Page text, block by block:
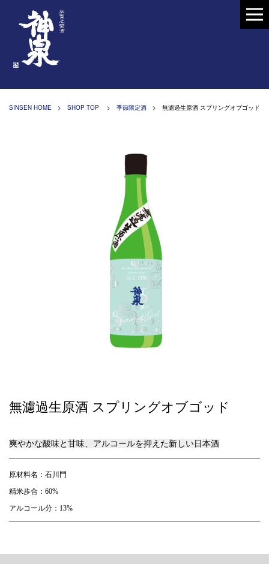
SINSEN HOME > SHOP TOP > 季節限定酒 > 無濾過生原酒 スプリングオブゴッド
無濾過生原酒 スプリングオブゴッド
爽やかな酸味と甘味、アルコールを抑えた新しい日本酒
原材料名：石川門
精米歩合：60%
アルコール分：13%